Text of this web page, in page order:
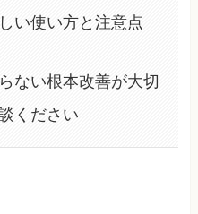
い使い方と注意点
ない根本改善が大切
ください